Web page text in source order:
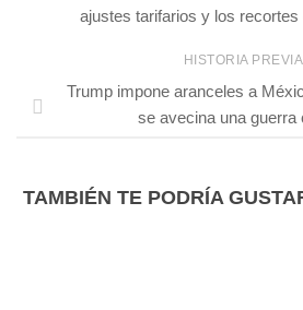
ajustes tarifarios y los recortes
HISTORIA PREVIA
Trump impone aranceles a
se avecina una guerra
TAMBIÉN TE PODRÍA